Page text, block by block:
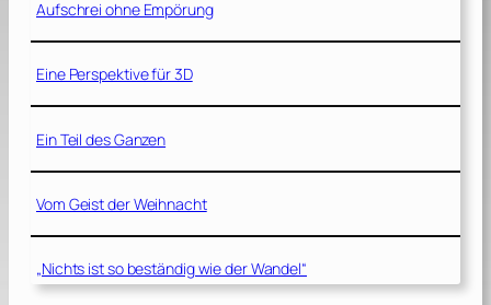
Aufschrei ohne Empörung
Eine Perspektive für 3D
Ein Teil des Ganzen
Vom Geist der Weihnacht
„Nichts ist so beständig wie der Wandel“